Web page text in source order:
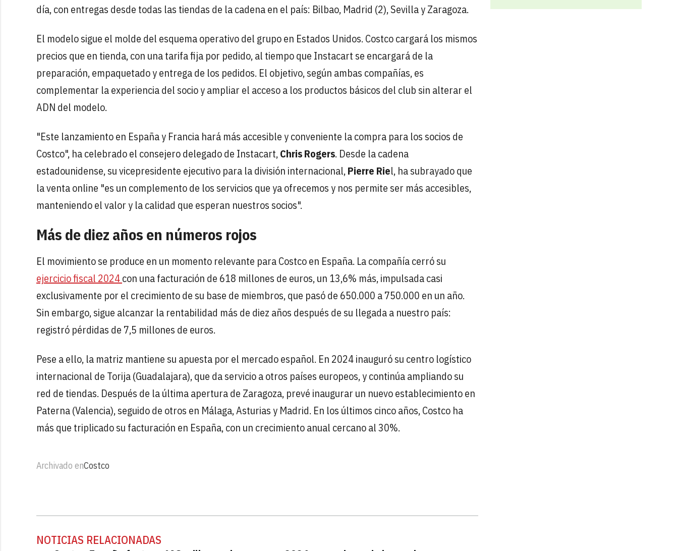
día, con entregas desde todas las tiendas de la cadena en el país: Bilbao, Madrid (2), Sevilla y Zaragoza.
El modelo sigue el molde del esquema operativo del grupo en Estados Unidos. Costco cargará los mismos
precios que en tienda, con una tarifa fija por pedido, al tiempo que Instacart se encargará de la
preparación, empaquetado y entrega de los pedidos. El objetivo, según ambas compañías, es
complementar la experiencia del socio y ampliar el acceso a los productos básicos del club sin alterar el
ADN del modelo.
"Este lanzamiento en España y Francia hará más accesible y conveniente la compra para los socios de
Costco", ha celebrado el consejero delegado de Instacart,Chris Rogers. Desde la cadena
estadounidense, su vicepresidente ejecutivo para la división internacional,Pierre Riel, ha subrayado que
la venta online "es un complemento de los servicios que ya ofrecemos y nos permite ser más accesibles,
manteniendo el valor y la calidad que esperan nuestros socios".
Más de diez años en números rojos
El movimiento se produce en un momento relevante para Costco en España. La compañía cerró su
ejercicio fiscal 2024con una facturación de 618 millones de euros, un 13,6% más, impulsada casi
exclusivamente por el crecimiento de su base de miembros, que pasó de 650.000 a 750.000 en un año.
Sin embargo, sigue alcanzar la rentabilidad más de diez años después de su llegada a nuestro país:
registró pérdidas de 7,5 millones de euros.
Pese a ello, la matriz mantiene su apuesta por el mercado español. En 2024 inauguró su centro logístico
internacional de Torija (Guadalajara), que da servicio a otros países europeos, y continúa ampliando su
red de tiendas. Después de la última apertura de Zaragoza, prevé inaugurar un nuevo establecimiento en
Paterna (Valencia), seguido de otros en Málaga, Asturias y Madrid. En los últimos cinco años, Costco ha
más que triplicado su facturación en España, con un crecimiento anual cercano al 30%.
Archivado enCostco
NOTICIAS RELACIONADAS